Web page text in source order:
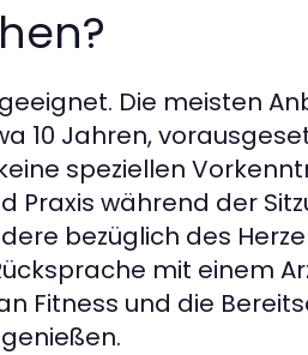
Die meisten
10 Jahren,
speziellen
Praxis während der
bezüglich des
mit einem
Fitness und die